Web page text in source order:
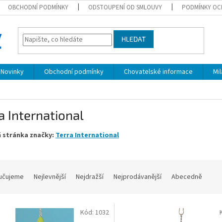
OBCHODNÍ PODMÍNKY ODSTOUPENÍ OD SMLOUVY PODMÍNKY
HLEDAT
Novinky Obchodní podmínky Chovatelské informace
International
stránka značky: Terra International
Nejlevnější Nejdražší Nejprodávanější Abecedně
Kód: 1032